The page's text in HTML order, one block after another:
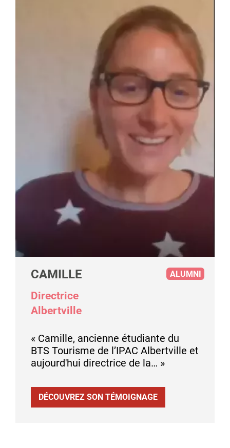
CAMILLE
Directrice
Albertville
« Camille, ancienne étudiante du
BTS Tourisme de l’IPAC Albertville et
aujourd'hui directrice de la… »
ALUMNI
DÉCOUVREZ SON TÉMOIGNAGE